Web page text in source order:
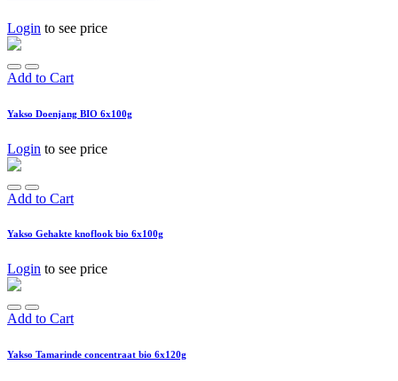
Login to see price
Add to Cart
Yakso Doenjang BIO 6x100g
Login to see price
Add to Cart
Yakso Gehakte knoflook bio 6x100g
Login to see price
Add to Cart
Yakso Tamarinde concentraat bio 6x120g